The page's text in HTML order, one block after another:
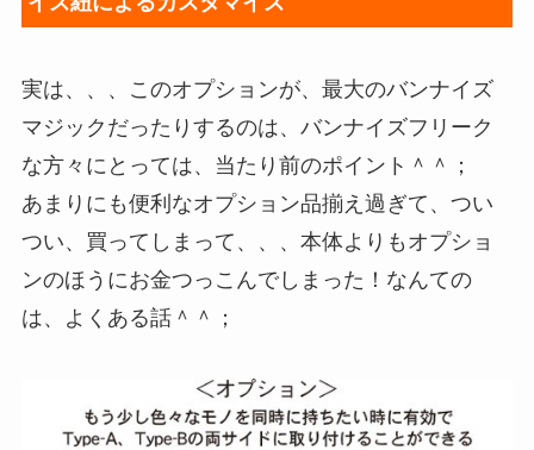
実は、、、このオプションが、最大のバンナイズ
マジックだったりするのは、バンナイズフリーク
な方々にとっては、当たり前のポイント＾＾；
あまりにも便利なオプション品揃え過ぎて、つい
つい、買ってしまって、、、本体よりもオプショ
ンのほうにお金つっこんでしまった！なんての
は、よくある話＾＾；